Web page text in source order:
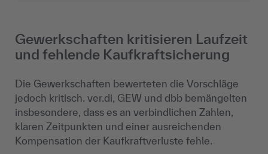
Gewerkschaften kritisieren Laufzeit
und fehlende Kaufkraftsicherung
Die Gewerkschaften bewerteten die Vorschläge
jedoch kritisch. ver.di, GEW und dbb bemängelten
insbesondere, dass es an verbindlichen Zahlen,
klaren Zeitpunkten und einer ausreichenden
Kompensation der Kaufkraftverluste fehle.